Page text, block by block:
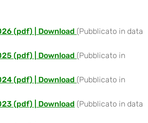
(pdf) | Download (Pubblicato in data
(pdf) | Download (Pubblicato in
(pdf) | Download (Pubblicato in
(pdf) | Download (Pubblicato in data